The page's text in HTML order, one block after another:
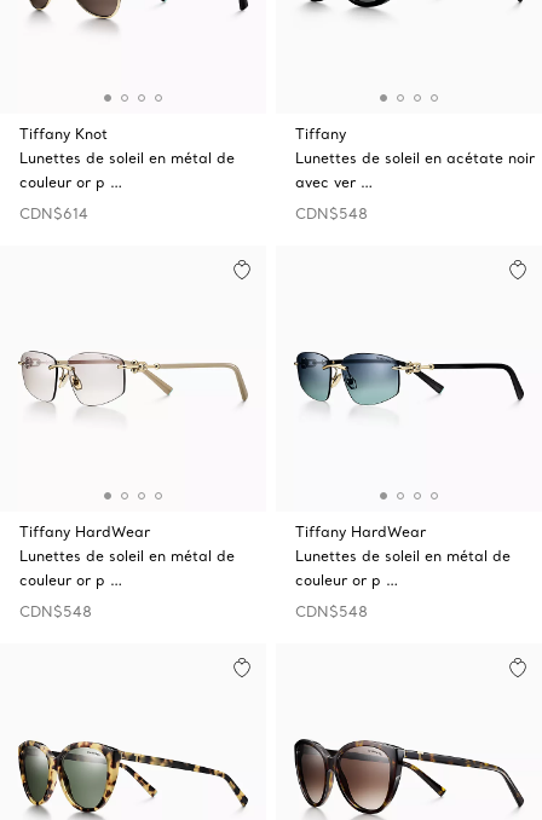
Tiffany Knot
Lunettes de soleil en métal de
couleur or p …
CDN$614
Tiffany
Lunettes de soleil en acétate noir
avec ver …
CDN$548
Tiffany HardWear
Lunettes de soleil en métal de
couleur or p …
CDN$548
Tiffany HardWear
Lunettes de soleil en métal de
couleur or p …
CDN$548